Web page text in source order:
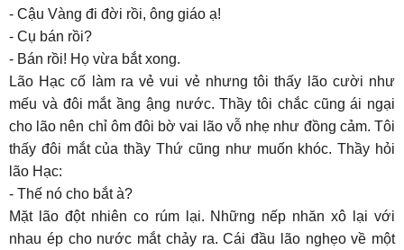
- Cậu Vàng đi đời rồi, ông giáo ạ!
- Cụ bán rồi?
- Bán rồi! Họ vừa bắt xong.
Lão Hạc cố làm ra vẻ vui vẻ nhưng tôi thấy lão cười như
mếu và đôi mắt ầng ậng nước. Thầy tôi chắc cũng ái ngại
cho lão nên chỉ ôm đôi bờ vai lão vỗ nhẹ như đồng cảm. Tôi
thấy đôi mắt của thầy Thứ cũng như muốn khóc. Thầy hỏi
lão Hạc:
- Thế nó cho bắt à?
Mặt lão đột nhiên co rúm lại. Những nếp nhăn xô lại với
nhau ép cho nước mắt chảy ra. Cái đầu lão nghẹo về một